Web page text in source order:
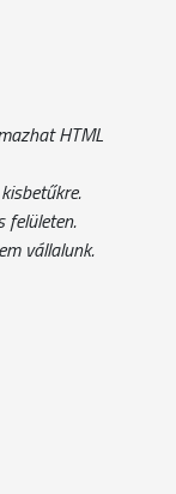
HTML
felületen.
vállalunk.